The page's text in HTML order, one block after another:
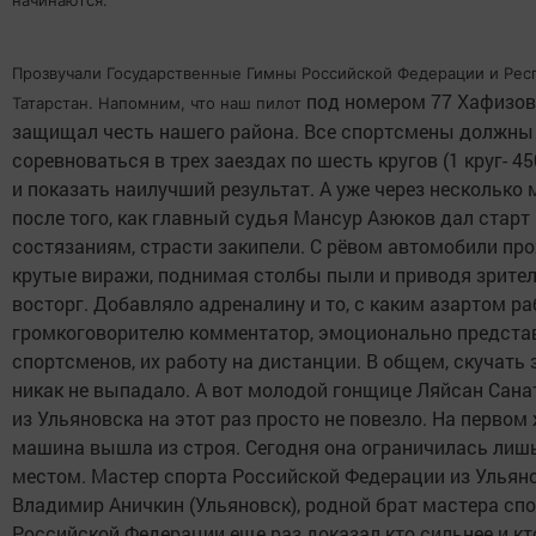
Прозвучали Государственные Гимны Российской Федерации и
Татарстан. Напомним, что наш пилот под номером 77
защищал честь нашего района. Все спортсмены
соревноваться в трех заездах по шесть кругов (1 круг-
и показать наилучший результат. А уже через несколько
после того, как главный судья Мансур Азюков дал старт
состязаниям, страсти закипели. С рёвом автомобили
крутые виражи, поднимая столбы пыли и приводя
восторг. Добавляло адреналину и то, с каким азартом
громкоговорителю комментатор, эмоционально
спортсменов, их работу на дистанции. В общем, скучать
никак не выпадало. А вот молодой гонщице Ляйсан
из Ульяновска на этот раз просто не повезло. На первом
машина вышла из строя. Сегодня она ограничилась
местом. Мастер спорта Российской Федерации из
Владимир Аничкин (Ульяновск), родной брат мастера